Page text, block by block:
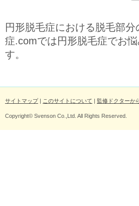
円形脱毛症における脱毛部
症.comでは円形脱毛症でお
す。
サイトマップ| このサイトについて | 監修ドクターか
Copyright© Svenson Co.,Ltd. All Rights Reserved.